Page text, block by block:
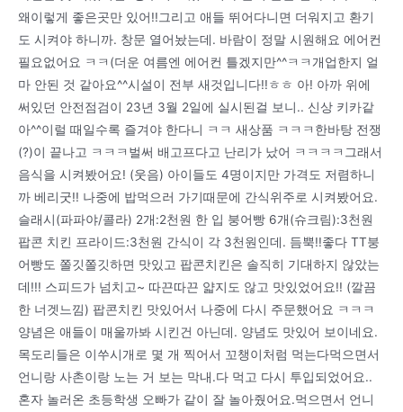
왜이렇게 좋은곳만 있어!!그리고 애들 뛰어다니면 더워지고 환기
도 시켜야 하니까. 창문 열어놨는데. 바람이 정말 시원해요 에어컨
필요없어요 ㅋㅋ(더운 여름엔 에어컨 틀겠지만^^ㅋㅋ개업한지 얼
마 안된 것 같아요^^시설이 전부 새것입니다!!ㅎㅎ 아! 아까 위에
써있던 안전점검이 23년 3월 2일에 실시된걸 보니.. 신상 키카같
아^^이럴 때일수록 즐겨야 한다니 ㅋㅋ 새상품 ㅋㅋㅋ한바탕 전쟁
(?)이 끝나고 ㅋㅋㅋ벌써 배고프다고 난리가 났어 ㅋㅋㅋㅋ그래서
음식을 시켜봤어요! (웃음) 아이들도 4명이지만 가격도 저렴하니
까 베리굿!! 나중에 밥먹으러 가기때문에 간식위주로 시켜봤어요.
슬래시(파파야/콜라) 2개:2천원 한 입 붕어빵 6개(슈크림):3천원
팝콘 치킨 프라이드:3천원 간식이 각 3천원인데. 듬뿍!!좋다 TT붕
어빵도 쫄깃쫄깃하면 맛있고 팝콘치킨은 솔직히 기대하지 않았는
데!!! 스피드가 넘치고~ 따끈따끈 얇지도 않고 맛있었어요!! (깔끔
한 너겟느낌) 팝콘치킨 맛있어서 나중에 다시 주문했어요 ㅋㅋㅋ
양념은 애들이 매울까봐 시킨건 아닌데. 양념도 맛있어 보이네요.
목도리들은 이쑤시개로 몇 개 찍어서 꼬챙이처럼 먹는다먹으면서
언니랑 사촌이랑 노는 거 보는 막내.다 먹고 다시 투입되었어요..
혼자 놀러온 초등학생 오빠가 같이 잘 놀아줬어요.먹으면서 언니